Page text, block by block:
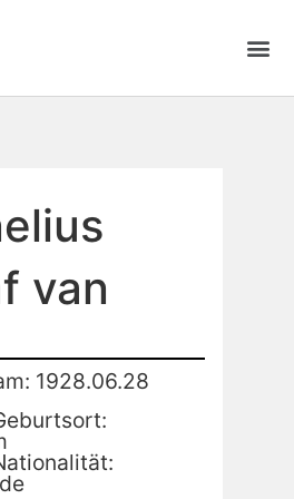
van
1928.06.28